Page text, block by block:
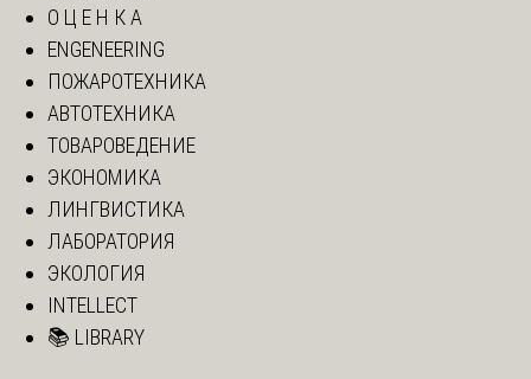
О Ц Е Н К А
ENGENEERING
ПОЖАРОТЕХНИКА
АВТОТЕХНИКА
ТОВАРОВЕДЕНИЕ
ЭКОНОМИКА
ЛИНГВИСТИКА
ЛАБОРАТОРИЯ
ЭКОЛОГИЯ
INTELLECT
📚 LIBRARY